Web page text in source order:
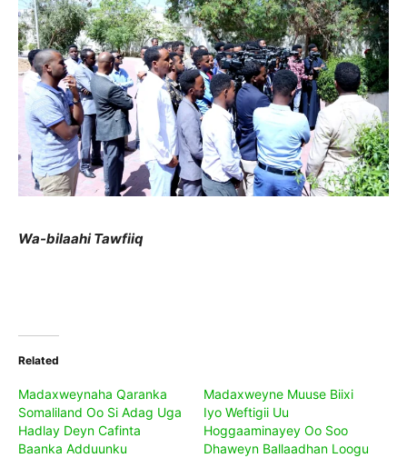
Wa-bilaahi Tawfiiq
Related
Madaxweynaha Qaranka
Somaliland Oo Si Adag Uga
Hadlay Deyn Cafinta
Baanka Adduunku
Madaxweyne Muuse Biixi
Iyo Weftigii Uu
Hoggaaminayey Oo Soo
Dhaweyn Ballaadhan Loogu